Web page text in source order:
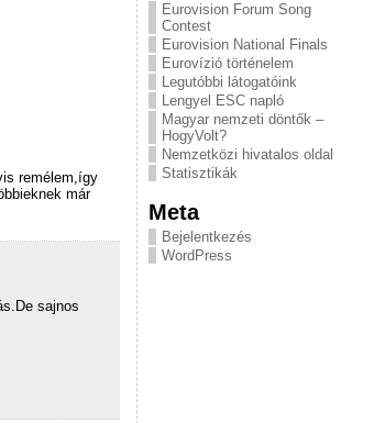
remélem,így
már
sajnos
Eurovision Forum Song
Contest
Eurovision National Finals
Eurovízió történelem
Legutóbbi látogatóink
Lengyel ESC napló
Magyar nemzeti döntők –
HogyVolt?
Nemzetközi hivatalos oldal
Statisztikák
Meta
Bejelentkezés
WordPress